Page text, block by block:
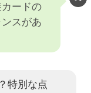
ードの
スがあ
特別な点